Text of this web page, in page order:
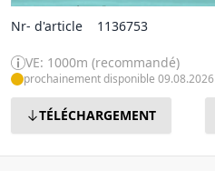
Nr- d'article 1136753
VE: 1000m (recommandé)
prochainement disponible 09.08.2026
TÉLÉCHARGEMENT